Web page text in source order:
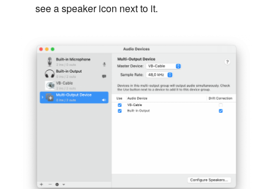
see a speaker icon next to it.